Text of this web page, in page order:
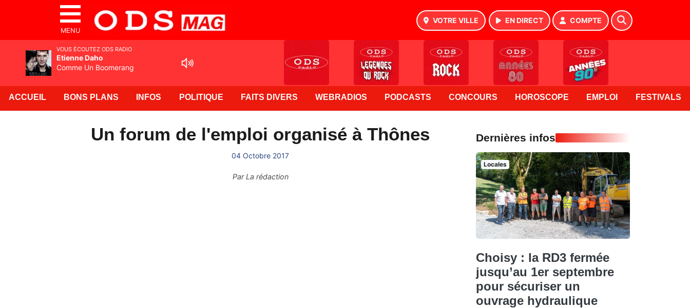
MENU
VOTRE VILLE EN DIRECT COMPTE
ACCUEIL BONS PLANS INFOS POLITIQUE FAITS DIVERS WEBRADIOS PODCASTS CONCOURS HOROSCOPE EMPLOI FESTIVALS
Un forum de l'emploi organisé à Thônes
04 Octobre 2017
ParLa rédaction
Dernières infos
Locales
Choisy : la RD3 fermée
jusqu’au 1er septembre
pour sécuriser un
ouvrage hydraulique
VOUS ÉCOUTEZ ODS RADIO
Etienne Daho
Comme Un Boomerang